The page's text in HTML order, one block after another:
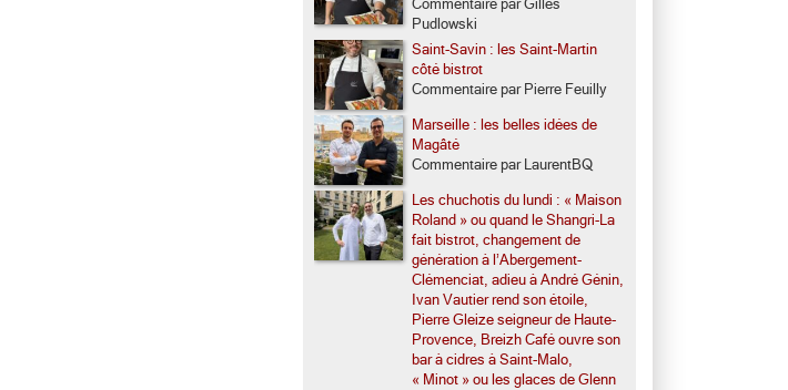
Commentaire par Gilles
Pudlowski
Saint-Savin : les Saint-Martin
côté bistrot
Commentaire par Pierre Feuilly
Marseille : les belles idées de
Magâté
Commentaire par LaurentBQ
Les chuchotis du lundi : « Maison
Roland » ou quand le Shangri-La
fait bistrot, changement de
génération à l’Abergement-
Clémenciat, adieu à André Génin,
Ivan Vautier rend son étoile,
Pierre Gleize seigneur de Haute-
Provence, Breizh Café ouvre son
bar à cidres à Saint-Malo,
« Minot » ou les glaces de Glenn